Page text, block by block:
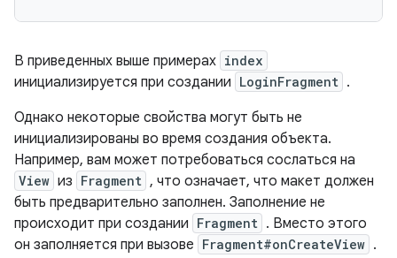
В приведенных выше примерах index
инициализируется при создании LoginFragment .
Однако некоторые свойства могут быть не
инициализированы во время создания объекта.
Например, вам может потребоваться сослаться на
View из Fragment , что означает, что макет должен
быть предварительно заполнен. Заполнение не
происходит при создании Fragment . Вместо этого
он заполняется при вызове Fragment#onCreateView .